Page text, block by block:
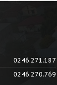
0246.271.187
0246.270.769